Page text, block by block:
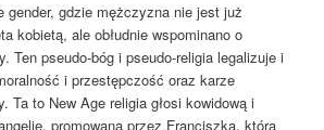
gender, gdzie mężczyzna nie jest już
kobietą, ale obłudnie wspominano o
Ten pseudo-bóg i pseudo-religia legalizuje i
i przestępczość oraz karze
Ta to New Age religia głosi kowidową i
promowaną przez Franciszka, która